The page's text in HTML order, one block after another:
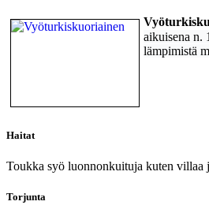
aikuisena n.
lämpimistä
Haitat
Toukka syö luonnonkuituja kuten villaa
Torjunta